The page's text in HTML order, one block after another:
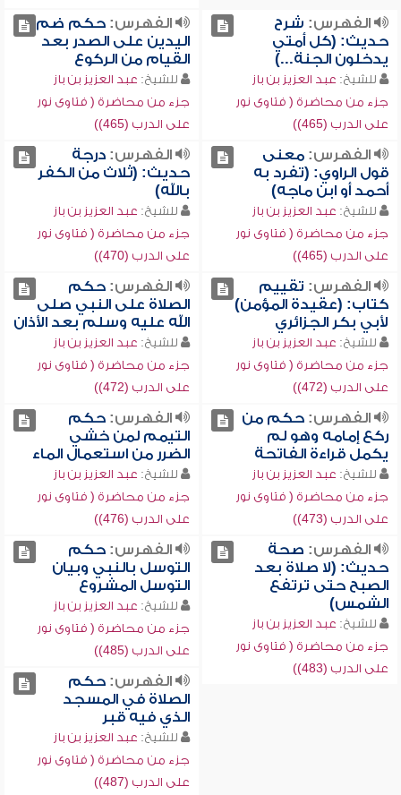
الفهرس: شرح
حديث: (كل أمتي
يدخلون الجنة...)
للشيخ: عبد العزيز بن باز
جزء من محاضرة ( فتاوى نور
على الدرب (465))
الفهرس:حكم ضم
اليدين على الصدر بعد
القيام من الركوع
للشيخ: عبد العزيز بن باز
جزء من محاضرة ( فتاوى نور
على الدرب (465))
الفهرس:معنى
قول الراوي: (تفرد به
أحمد أو ابن ماجه)
للشيخ: عبد العزيز بن باز
جزء من محاضرة ( فتاوى نور
على الدرب (465))
الفهرس:درجة
حديث: (ثلاث من الكفر
بالله)
للشيخ: عبد العزيز بن باز
جزء من محاضرة ( فتاوى نور
على الدرب (470))
الفهرس: تقييم
كتاب: (عقيدة المؤمن)
لأبي بكر الجزائري
للشيخ: عبد العزيز بن باز
جزء من محاضرة ( فتاوى نور
على الدرب (472))
الفهرس:حكم
الصلاة على النبي صلى
الله عليه وسلم بعد الأذان
للشيخ: عبد العزيز بن باز
جزء من محاضرة ( فتاوى نور
على الدرب (472))
الفهرس:حكم من
ركع إمامه وهو لم
يكمل قراءة الفاتحة
للشيخ: عبد العزيز بن باز
جزء من محاضرة ( فتاوى نور
على الدرب (473))
الفهرس:حكم
التيمم لمن خشي
الضرر من استعمال الماء
للشيخ: عبد العزيز بن باز
جزء من محاضرة ( فتاوى نور
على الدرب (476))
الفهرس: صحة
حديث: (لا صلاة بعد
الصبح حتى ترتفع
الشمس)
للشيخ: عبد العزيز بن باز
جزء من محاضرة ( فتاوى نور
على الدرب (483))
الفهرس:حكم
التوسل بالنبي وبيان
التوسل المشروع
للشيخ: عبد العزيز بن باز
جزء من محاضرة ( فتاوى نور
على الدرب (485))
الفهرس:حكم
الصلاة في المسجد
الذي فيه قبر
للشيخ: عبد العزيز بن باز
جزء من محاضرة ( فتاوى نور
على الدرب (487))